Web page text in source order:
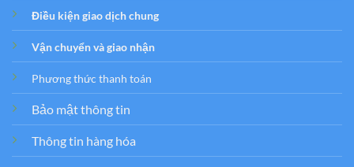
Điều kiện giao dịch chung
Vận chuyển và giao nhận
Phương thức thanh toán
Bảo mật thông tin
Thông tin hàng hóa